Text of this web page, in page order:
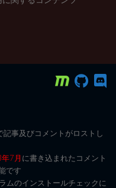
記事及びコメントがロストし
7月に書き込まれたコメント
です
ムのインストールチェックに